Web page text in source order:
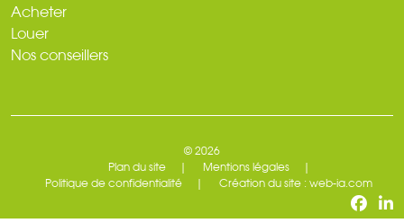
Acheter
Louer
Nos conseillers
© 2026
Plan du site
Mentions légales
Politique de confidentialité
Création du site : web-ia.com